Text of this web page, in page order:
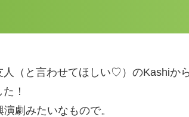
人（と言わせてほしい♡）のKashiか
！
劇みたいなもので。